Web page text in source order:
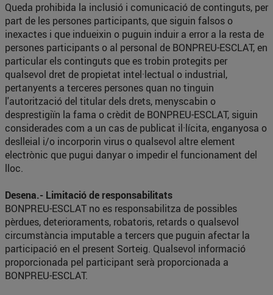
Queda prohibida la inclusió i comunicació de continguts, per
part de les persones participants, que siguin falsos o
inexactes i que indueixin o puguin induir a error a la resta de
persones participants o al personal de BONPREU-ESCLAT, en
particular els continguts que es trobin protegits per
qualsevol dret de propietat intel·lectual o industrial,
pertanyents a terceres persones quan no tinguin
l'autorització del titular dels drets, menyscabin o
desprestigiïn la fama o crèdit de BONPREU-ESCLAT, siguin
considerades com a un cas de publicat il·lícita, enganyosa o
deslleial i/o incorporin virus o qualsevol altre element
electrònic que pugui danyar o impedir el funcionament del
lloc.
Desena.- Limitació de responsabilitats
BONPREU-ESCLAT no es responsabilitza de possibles
pèrdues, deterioraments, robatoris, retards o qualsevol
circumstància imputable a tercers que puguin afectar la
participació en el present Sorteig. Qualsevol informació
proporcionada pel participant serà proporcionada a
BONPREU-ESCLAT.